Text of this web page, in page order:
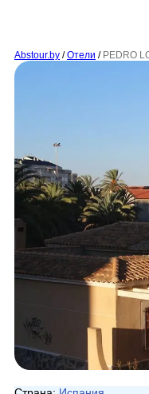
Abstour.by / Отели / PEDRO